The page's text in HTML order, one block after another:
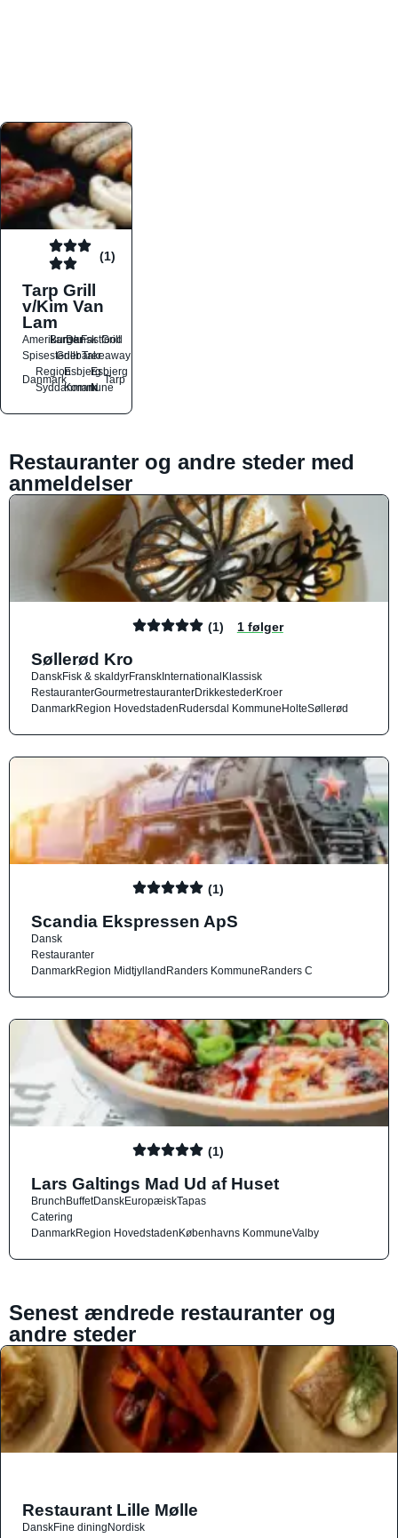
(1)
Tarp Grill
v/Kim Van
Lam
Amerikansk
BurgerDanskFastfood
Grill
SpisestederGrillbarerTakeaway
Danmark
Region
Syddanmark
Esbjerg
Kommune
Esbjerg
N
Tarp
Restauranter og andre steder med
anmeldelser
(1) 1 følger
Søllerød Kro
DanskFisk & skaldyrFranskInternationalKlassisk
RestauranterGourmetrestauranterDrikkestederKroer
DanmarkRegion HovedstadenRudersdal KommuneHolteSøllerød
(1)
Scandia Ekspressen ApS
Dansk
Restauranter
DanmarkRegion MidtjyllandRanders KommuneRanders C
(1)
Lars Galtings Mad Ud af Huset
BrunchBuffetDanskEuropæiskTapas
Catering
DanmarkRegion HovedstadenKøbenhavns KommuneValby
Senest ændrede restauranter og
andre steder
Restaurant Lille Mølle
DanskFine diningNordisk